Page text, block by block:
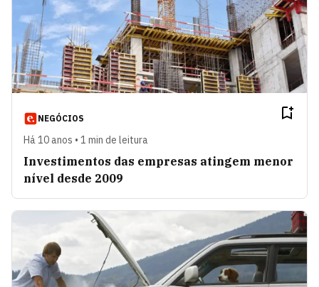
NEGÓCIOS
Há 10 anos • 1 min de leitura
Investimentos das empresas atingem menor
nível desde 2009